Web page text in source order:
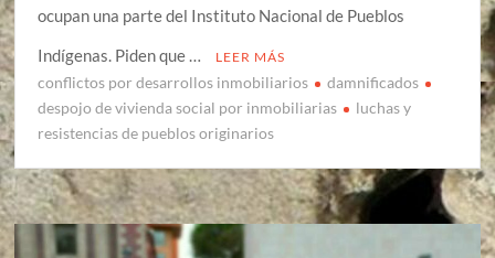
ocupan una parte del Instituto Nacional de Pueblos
Indígenas. Piden que …
LEER MÁS
conflictos por desarrollos inmobiliarios
damnificados
despojo de vivienda social por inmobiliarias
luchas y
resistencias de pueblos originarios